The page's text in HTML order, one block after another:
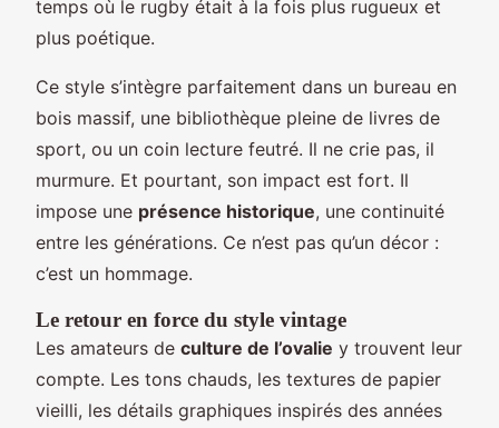
temps où le rugby était à la fois plus rugueux et
plus poétique.
Ce style s’intègre parfaitement dans un bureau en
bois massif, une bibliothèque pleine de livres de
sport, ou un coin lecture feutré. Il ne crie pas, il
murmure. Et pourtant, son impact est fort. Il
impose une présence historique, une continuité
entre les générations. Ce n’est pas qu’un décor :
c’est un hommage.
Le retour en force du style vintage
Les amateurs de culture de l’ovalie y trouvent leur
compte. Les tons chauds, les textures de papier
vieilli, les détails graphiques inspirés des années